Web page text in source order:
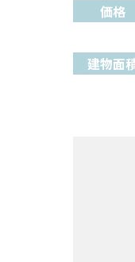
価格
建物面